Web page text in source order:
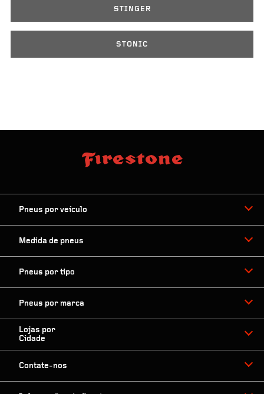
STINGER
STONIC
Pneus por veículo
Medida de pneus
Pneus por tipo
Pneus por marca
Lojas por
Cidade
Contate-nos